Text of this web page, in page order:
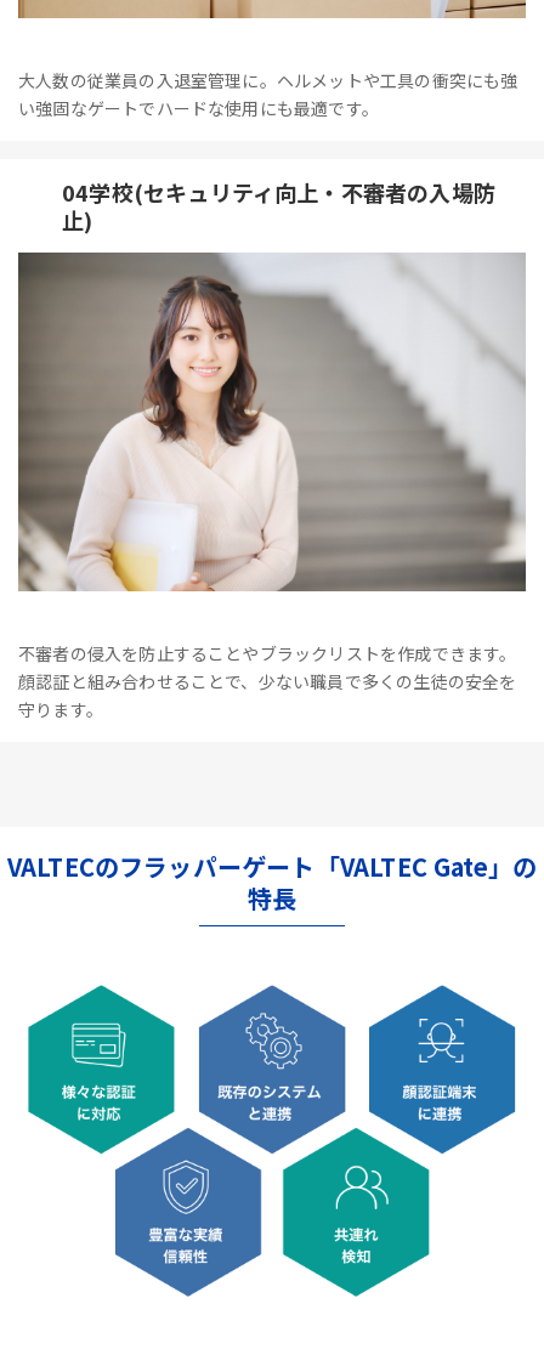
大人数の従業員の入退室管理に。ヘルメットや工具の衝突にも強
い強固なゲートでハードな使用にも最適です。
04学校(セキュリティ向上・不審者の入場防
止)
不審者の侵入を防止することやブラックリストを作成できます。
顔認証と組み合わせることで、少ない職員で多くの生徒の安全を
守ります。
VALTECのフラッパーゲート「VALTEC Gate」の
特長